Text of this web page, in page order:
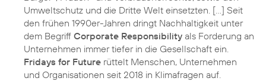
Umweltschutz und die Dritte Welt einsetzten. […] Seit
den frühen 1990er-Jahren dringt Nachhaltigkeit unter
dem Begriff Corporate Responsibility als Forderung an
Unternehmen immer tiefer in die Gesellschaft ein.
Fridays for Future rüttelt Menschen, Unternehmen
und Organisationen seit 2018 in Klimafragen auf.